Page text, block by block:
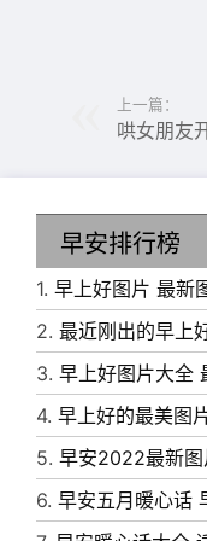
6、媳妇媳
安!
7、我只愿
8、清晨曙
色的花朵
9、自从你
10、想了
上一篇：
哄女朋友
早安排行榜
1. 早上好图片 最新
2. 最近刚出的早上
3. 早上好图片大全
4. 早上好的最美图
5. 早安2022最新
6. 早安五月暖心话